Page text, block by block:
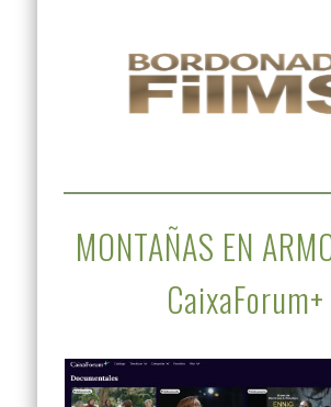
MONTAÑAS EN
CaixaForum+